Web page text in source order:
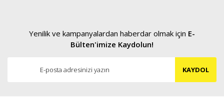
Yenilik ve kampanyalardan haberdar olmak için E-
Bülten'imize Kaydolun!
KAYDOL